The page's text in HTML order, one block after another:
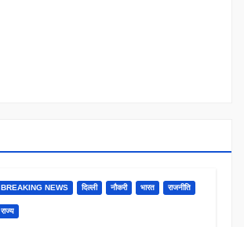
BREAKING NEWS दिल्ली नौकरी भारत राजनीति
राज्य